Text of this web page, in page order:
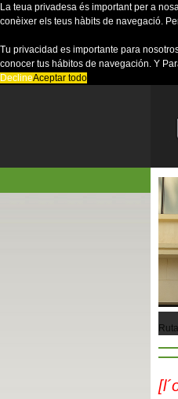
La teua privadesa és important per a
conèixer els teus hàbits de navegació.
Tu privacidad es importante para
conocer tus hábitos de navegación. Y
DeclineAceptar todo